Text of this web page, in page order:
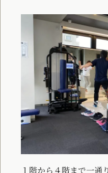
１階から４階まで一通